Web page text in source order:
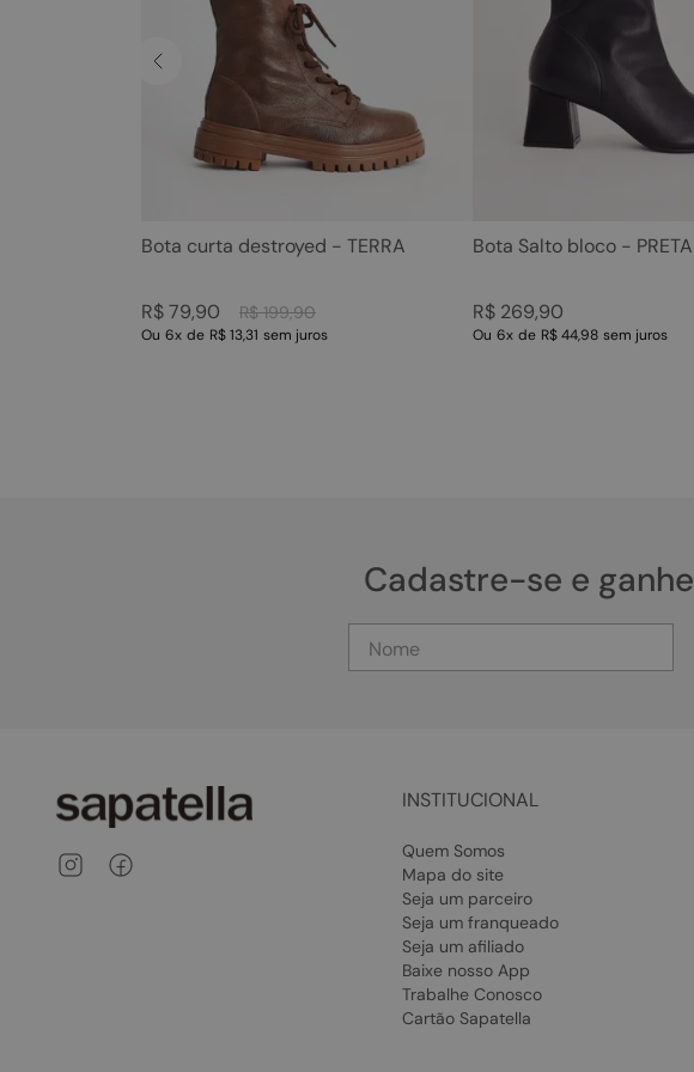
Bota curta destroyed - TERRA
R$ 199,90
R$79,90
Ou 6x de R$ 13,31 sem juros
Bota Salto bloco - PRETA
R$ 269,90
Ou 6x de R$ 44,98 sem juros
Cadastre-se e ganhe
INSTITUCIONAL
Quem Somos
Mapa do site
Seja um parceiro
Seja um franqueado
Seja um afiliado
Baixe nosso App
Trabalhe Conosco
Cartão Sapatella
sandalia
tamanco
bolsa
sapatilha